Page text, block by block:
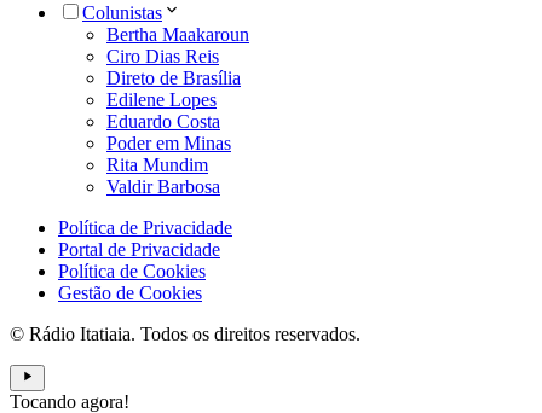
Colunistas
Bertha Maakaroun
Ciro Dias Reis
Direto de Brasília
Edilene Lopes
Eduardo Costa
Poder em Minas
Rita Mundim
Valdir Barbosa
Política de Privacidade
Portal de Privacidade
Política de Cookies
Gestão de Cookies
© Rádio Itatiaia. Todos os direitos reservados.
Tocando agora!